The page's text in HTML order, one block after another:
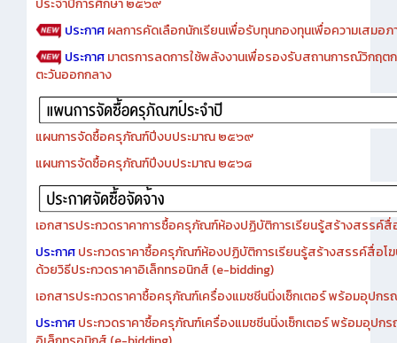
ประกาศรับสมัครบุคคลเข้าเป็นนักศึกษาระดับปริญญาตรี หลักสูต
ประจำปีการศึกษา ๒๕๖๙
ประกาศผลการคัดเลือกนักเรียนเพื่อรับทุนกองทุนเพื่อความเสมอ
ประกาศมาตรการลดการใช้พลังงานเพื่อรองรับสถานการณ์วิกฤ
ตะวันออกกลาง
แผนการจัดซื้อครุภัณฑ์ปีงบประมาณ ๒๕๖๙
แผนการจัดซื้อครุภัณฑ์ปีงบประมาณ ๒๕๖๘
เอกสารประกวดราคาการซื้อครุภัณฑ์ห้องปฏิบัติการเรียนรู้สร้างสรรค์
ประกาศ ประกวดราคาซื้อครุภัณฑ์ห้องปฏิบัติการเรียนรู้สร้างสรรค์สื่อโ
ด้วยวิธีประกวดราคาอิเล็กทรอนิกส์ (e-bidding)
เอกสารประกวดราคาซื้อครุภัณฑ์เครื่องแมชชีนนิ่งเซ็กเตอร์ พร้อมอุปก